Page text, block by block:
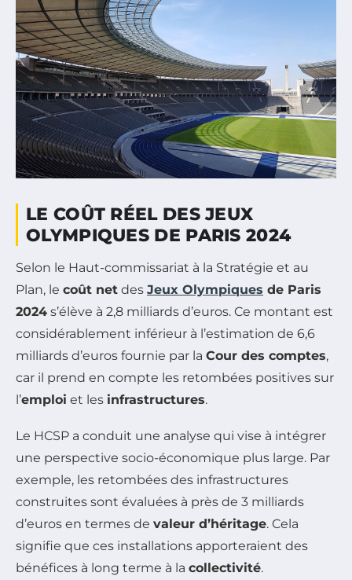
LE COÛT RÉEL DES JEUX
OLYMPIQUES DE PARIS 2024
Selon le Haut-commissariat à la Stratégie et au
Plan, le coût net des Jeux Olympiques de Paris
2024 s’élève à 2,8 milliards d’euros. Ce montant est
considérablement inférieur à l’estimation de 6,6
milliards d’euros fournie par la Cour des comptes,
car il prend en compte les retombées positives sur
l’emploi et les infrastructures.
Le HCSP a conduit une analyse qui vise à intégrer
une perspective socio-économique plus large. Par
exemple, les retombées des infrastructures
construites sont évaluées à près de 3 milliards
d’euros en termes de valeur d’héritage. Cela
signifie que ces installations apporteraient des
bénéfices à long terme à la collectivité.